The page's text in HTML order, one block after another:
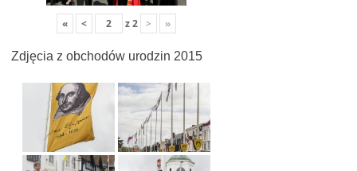
« < z2 > »
Zdjęcia z obchodów urodzin 2015